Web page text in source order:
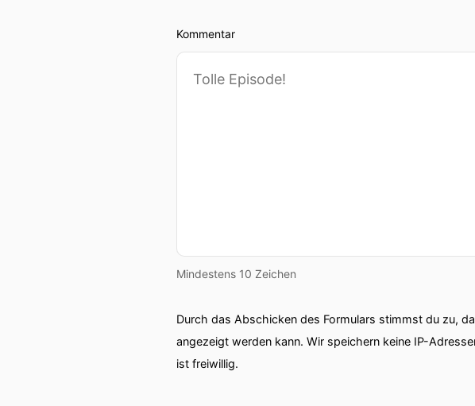
Kommentar
Mindestens 10 Zeichen
Durch das Abschicken des Formulars stimmst du zu,
angezeigt werden kann. Wir speichern keine IP-
ist freiwillig.